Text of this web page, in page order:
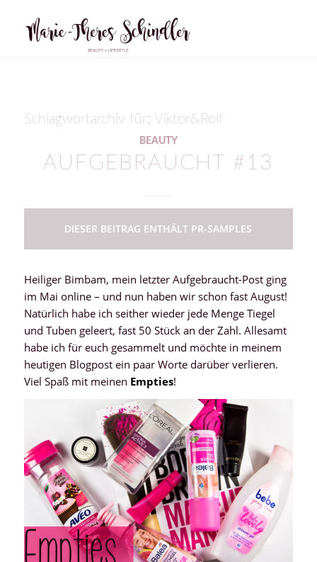
Schlagwortarchiv für: Viktor&Rolf
BEAUTY
AUFGEBRAUCHT #13
DIESER BEITRAG ENTHÄLT PR-SAMPLES
Heiliger Bimbam, mein letzter Aufgebraucht-Post ging
im Mai online – und nun haben wir schon fast August!
Natürlich habe ich seither wieder jede Menge Tiegel
und Tuben geleert, fast 50 Stück an der Zahl. Allesamt
habe ich für euch gesammelt und möchte in meinem
heutigen Blogpost ein paar Worte darüber verlieren.
Viel Spaß mit meinen Empties!